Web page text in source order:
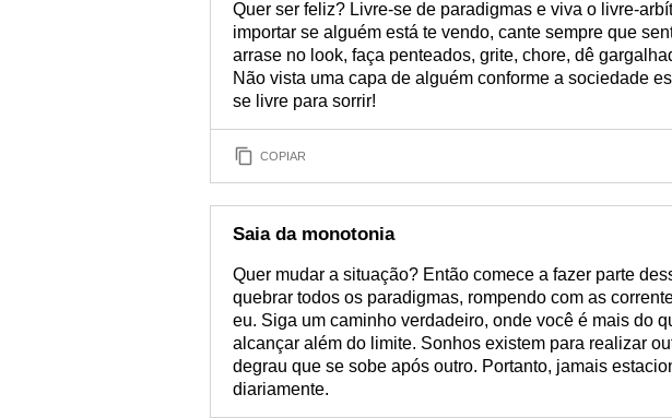
Quer ser feliz? Livre-se de paradigmas e viva o livre-
importar se alguém está te vendo, cante sempre que
arrase no look, faça penteados, grite, chore, dê
Não vista uma capa de alguém conforme a sociedade
se livre para sorrir!
COPIAR
Saia da monotonia
Quer mudar a situação? Então comece a fazer parte
quebrar todos os paradigmas, rompendo com as
eu. Siga um caminho verdadeiro, onde você é mais do
alcançar além do limite. Sonhos existem para realizar
degrau que se sobe após outro. Portanto, jamais
diariamente.